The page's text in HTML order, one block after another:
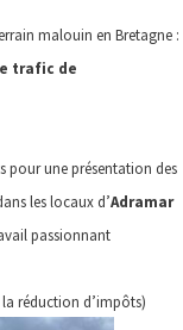
malouin en Bretagne :
trafic de
pour une présentation des
les locaux d’Adramar
passionnant
réduction d’impôts)